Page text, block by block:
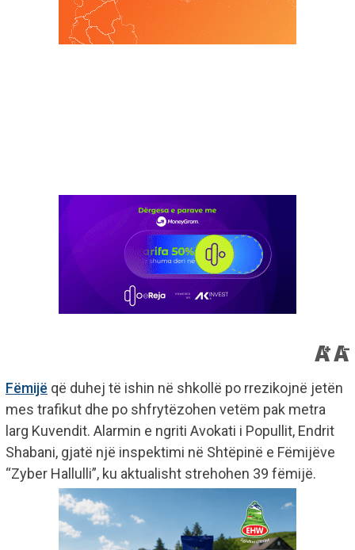
Fëmijë që duhej të ishin në shkollë po rrezikojnë jetën
mes trafikut dhe po shfrytëzohen vetëm pak metra
larg Kuvendit. Alarmin e ngriti Avokati i Popullit, Endrit
Shabani, gjatë një inspektimi në Shtëpinë e Fëmijëve
“Zyber Hallulli”, ku aktualisht strehohen 39 fëmijë.